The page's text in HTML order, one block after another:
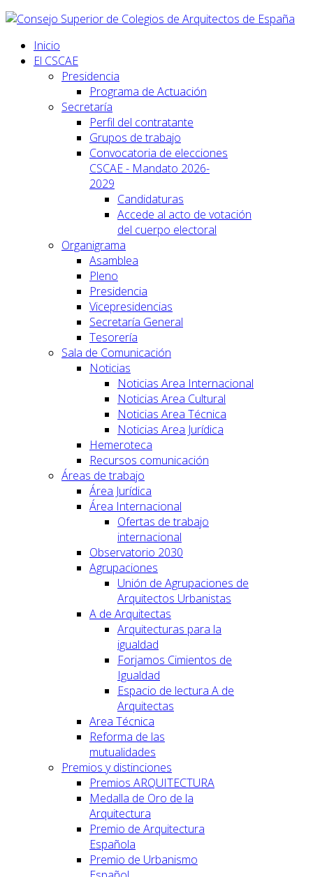
Inicio
El CSCAE
Presidencia
Programa de Actuación
Secretaría
Perfil del contratante
Grupos de trabajo
Convocatoria de elecciones
CSCAE - Mandato 2026-
2029
Candidaturas
Accede al acto de votación
del cuerpo electoral
Organigrama
Asamblea
Pleno
Presidencia
Vicepresidencias
Secretaría General
Tesorería
Sala de Comunicación
Noticias
Noticias Area Internacional
Noticias Area Cultural
Noticias Area Técnica
Noticias Area Jurídica
Hemeroteca
Recursos comunicación
Áreas de trabajo
Área Jurídica
Área Internacional
Ofertas de trabajo
internacional
Observatorio 2030
Agrupaciones
Unión de Agrupaciones de
Arquitectos Urbanistas
A de Arquitectas
Arquitecturas para la
igualdad
Forjamos Cimientos de
Igualdad
Espacio de lectura A de
Arquitectas
Area Técnica
Reforma de las
mutualidades
Premios y distinciones
Premios ARQUITECTURA
Medalla de Oro de la
Arquitectura
Premio de Arquitectura
Española
Premio de Urbanismo